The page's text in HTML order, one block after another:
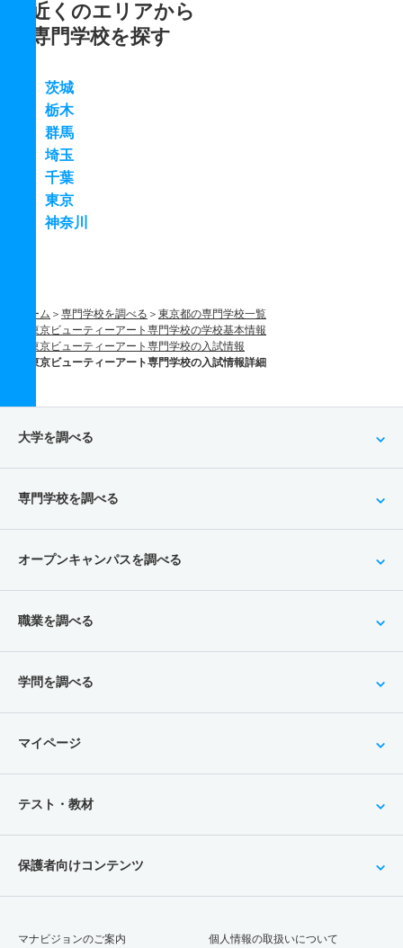
近くのエリアから
専門学校を探す
茨城
栃木
群馬
埼玉
千葉
東京
神奈川
ホーム 専門学校を調べる
東京都の専門学校一覧
東京ビューティーアート専門学校の学校基本情報
東京ビューティーアート専門学校の入試情報
東京ビューティーアート専門学校の入試情報詳細
大学を調べる
専門学校を調べる
オープンキャンパスを調べる
職業を調べる
学問を調べる
マイページ
テスト・教材
保護者向けコンテンツ
マナビジョンのご案内 個人情報の取扱いについて